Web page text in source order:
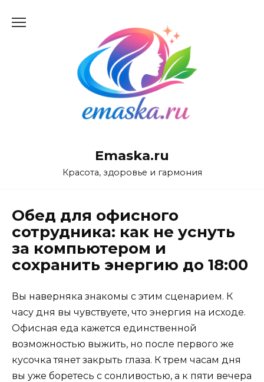
Emaska.ru
Красота, здоровье и гармония
Обед для офисного
сотрудника: как не уснуть
за компьютером и
сохранить энергию до 18:00
Вы наверняка знакомы с этим сценарием. К
часу дня вы чувствуете, что энергия на исходе.
Офисная еда кажется единственной
возможностью выжить, но после первого же
кусочка тянет закрыть глаза. К трем часам дня
вы уже боретесь с сонливостью, а к пяти вечера